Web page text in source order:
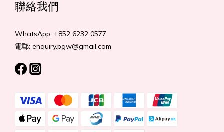
聯絡我們
WhatsApp: +852 6232 0577
電郵: enquiry.pgw@gmail.com